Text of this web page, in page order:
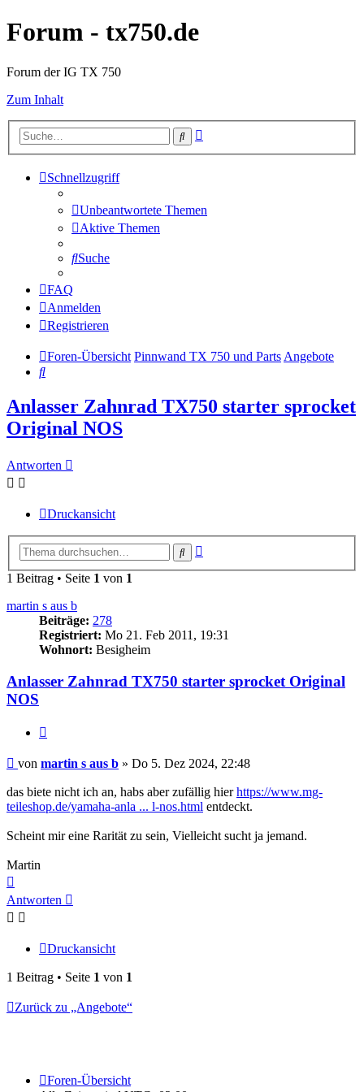
Forum - tx750.de
Forum der IG TX 750
Zum Inhalt
Suche
Schnellzugriff
Unbeantwortete Themen
Aktive Themen
Suche
FAQ
Anmelden
Registrieren
Foren-Übersicht Pinnwand TX 750 und PartsAngebote
Suche
Anlasser Zahnrad TX750 starter sprocket
Original NOS
Antworten
Druckansicht
Suche
1 Beitrag • Seite 1 von 1
martin s aus b
Beiträge: 278
Registriert: Mo 21. Feb 2011, 19:31
Wohnort: Besigheim
Anlasser Zahnrad TX750 starter sprocket Original
NOS
Beitrag
von martin s aus b » Do 5. Dez 2024, 22:48
das biete nicht ich an, habs aber zufällig hierhttps://www.mg-
teileshop.de/yamaha-anla ... l-nos.html entdeckt.
Scheint mir eine Rarität zu sein, Vielleicht sucht ja jemand.
Martin
oben
Antworten
Druckansicht
1 Beitrag • Seite 1 von 1
Zurück zu „Angebote“
Foren-Übersicht